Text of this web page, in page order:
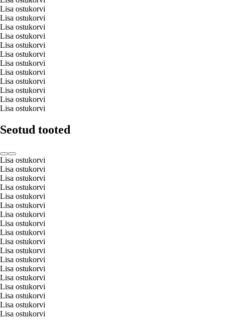
Lisa ostukorvi
Lisa ostukorvi
Lisa ostukorvi
Lisa ostukorvi
Lisa ostukorvi
Lisa ostukorvi
Lisa ostukorvi
Lisa ostukorvi
Lisa ostukorvi
Lisa ostukorvi
Lisa ostukorvi
Lisa ostukorvi
Seotud tooted
Lisa ostukorvi
Lisa ostukorvi
Lisa ostukorvi
Lisa ostukorvi
Lisa ostukorvi
Lisa ostukorvi
Lisa ostukorvi
Lisa ostukorvi
Lisa ostukorvi
Lisa ostukorvi
Lisa ostukorvi
Lisa ostukorvi
Lisa ostukorvi
Lisa ostukorvi
Lisa ostukorvi
Lisa ostukorvi
Lisa ostukorvi
Lisa ostukorvi